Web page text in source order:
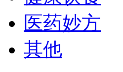
医药妙方
其他